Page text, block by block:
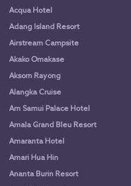
Acqua Hotel
Adang Island Resort
Airstream Campsite
Akako Omakase
Aksorn Rayong
Alangka Cruise
Am Samui Palace Hotel
Amala Grand Bleu Resort
Amaranta Hotel
Amari Hua Hin
Ananta Burin Resort